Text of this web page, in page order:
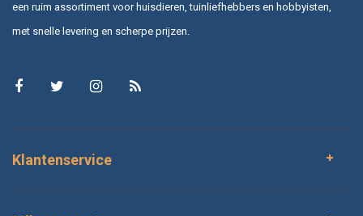
een ruim assortiment voor huisdieren, tuinliefhebbers en hobbyisten,
met snelle levering en scherpe prijzen.
Klantenservice